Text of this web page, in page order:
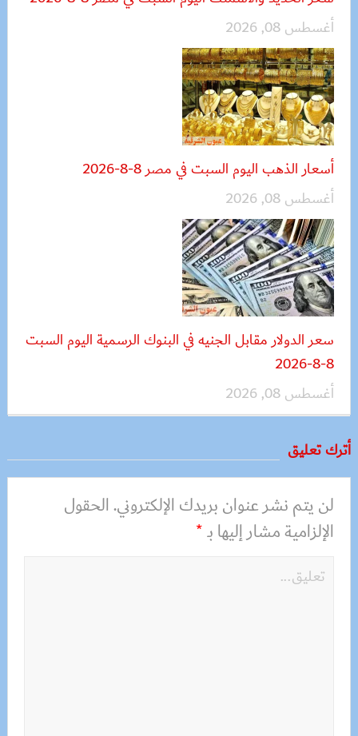
أغسطس 08, 2026
أسعار الذهب اليوم السبت في مصر 8-8-2026
أغسطس 08, 2026
سعر الدولار مقابل الجنيه في البنوك الرسمية اليوم السبت
8-8-2026
أغسطس 08, 2026
أترك تعليق
لن يتم نشر عنوان بريدك الإلكتروني.الحقول
الإلزامية مشار إليها بـ*